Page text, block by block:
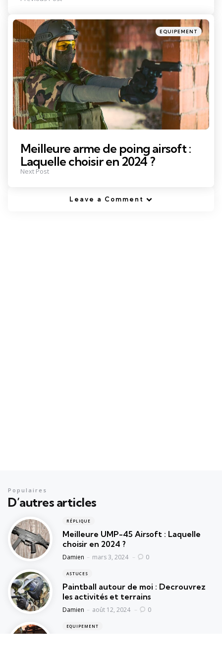
Posted
in
EQUIPEMENT
Meilleure arme de poing airsoft :
Laquelle choisir en 2024 ?
Next Post
Leave a Comment
D’autres articles
Populaires
RÉPLIQUE
Meilleure UMP-45 Airsoft : Laquelle
choisir en 2024 ?
Posted
Damien mars 3, 2024 0
ASTUCES
Paintball autour de moi : Decrouvrez
les activités et terrains
Posted
Damien août 12, 2024 0
EQUIPEMENT